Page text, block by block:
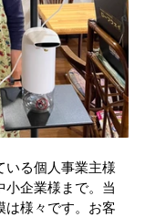
いる個人事業主様
小企業様まで。当
は様々です。お客